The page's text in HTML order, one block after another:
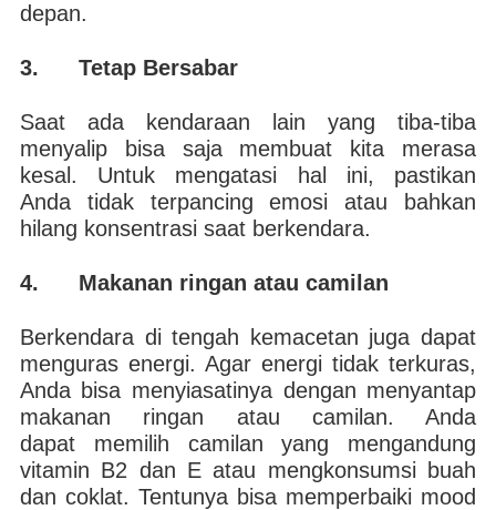
depan.
3. Tetap Bersabar
Saat ada kendaraan lain yang tiba-tiba
menyalip bisa saja membuat kita merasa
kesal. Untuk mengatasi hal ini, pastikan
Anda tidak terpancing emosi atau bahkan
hilang konsentrasi saat berkendara.
4. Makanan ringan atau camilan
Berkendara di tengah kemacetan juga dapat
menguras energi. Agar energi tidak terkuras,
Anda bisa menyiasatinya dengan menyantap
makanan ringan atau camilan. Anda
dapat memilih camilan yang mengandung
vitamin B2 dan E atau mengkonsumsi buah
dan coklat. Tentunya bisa memperbaiki mood